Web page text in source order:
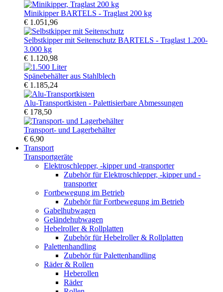
Minikipper BARTELS - Traglast 200 kg
€ 1.051,96
Selbstkipper mit Seitenschutz BARTELS - Traglast 1.200-
3.000 kg
€ 1.120,98
Spänebehälter aus Stahlblech
€ 1.185,24
Alu-Transportkisten - Palettisierbare Abmessungen
€ 178,50
Transport- und Lagerbehälter
€ 6,90
Transport
Transportgeräte
Elektroschlepper, -kipper und -transporter
Zubehör für Elektroschlepper, -kipper und -
transporter
Fortbewegung im Betrieb
Zubehör für Fortbewegung im Betrieb
Gabelhubwagen
Geländehubwagen
Hebelroller & Rollplatten
Zubehör für Hebelroller & Rollplatten
Palettenhandling
Zubehör für Palettenhandling
Räder & Rollen
Heberollen
Räder